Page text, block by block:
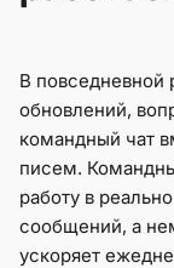
В повседневной
обновлений,
командный чат
писем.
работу в
сообщений, а
ускоряет